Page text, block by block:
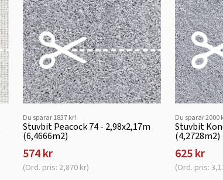
Du sparar 1837 kr!
Stuvbit Peacock 74 - 2,98x2,17m
(6,4666m2)
574 kr
(Ord. pris: 2,870 kr)
Du sparar 2000
Stuvbit
(4,2728m2)
625 kr
(Ord. pris: